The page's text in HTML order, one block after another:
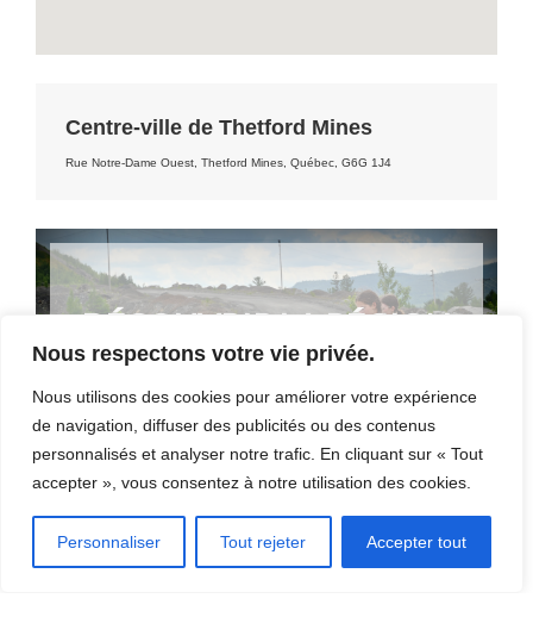
Nous respectons votre vie privée.
Nous utilisons des cookies pour améliorer votre expérience
de navigation, diffuser des publicités ou des contenus
personnalisés et analyser notre trafic. En cliquant sur « Tout
accepter », vous consentez à notre utilisation des cookies.
Personnaliser Tout rejeter Accepter tout
Centre-ville de Thetford Mines
Rue Notre-Dame Ouest, Thetford Mines, Québec, G6G 1J4
DÉCOUVRIR LA RÉGION
[CLIQUEZ ICI]